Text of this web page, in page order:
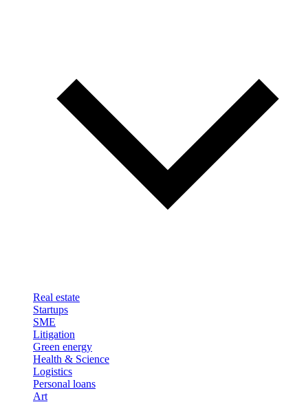
Real estate
Startups
SME
Litigation
Green energy
Health & Science
Logistics
Personal loans
Art